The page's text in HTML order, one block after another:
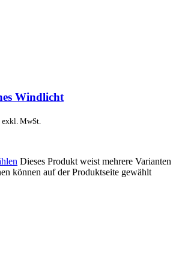
Windlicht
exkl. MwSt.
Dieses Produkt weist mehrere Varianten
können auf der Produktseite gewählt